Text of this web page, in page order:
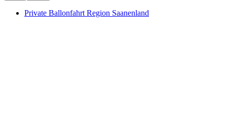
Private Ballonfahrt Region Saanenland